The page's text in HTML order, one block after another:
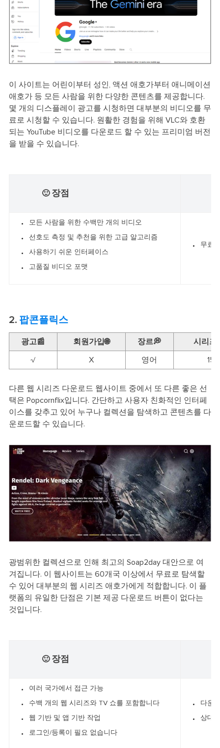
이 사이트는 어린이부터 성인, 액션 애호가부터 애니메이션
애호가 등 모든 사람을 위한 다양한 콘텐츠를 제공합니다.
몇 개의 디스플레이 광고를 시청하면 대부분의 비디오를 무
료로 시청할 수 있습니다. 원활한 경험을 위해 VLC와 호환
되는 YouTube 비디오를 다운로드 할 수 있는 프리미엄 버전
을 받을 수 있습니다.
🙂 장점
모든 사람을 위한 수백만 개의 비디오
선호도 측정 및 추천을 위한 고급 알고리즘
사용하기 쉬운 인터페이스
고품질 비디오 포맷
무료
2. 팝콘플릭스
광고📰 회원가입🌐 장르💭 시리즈
√ X 영어
다른 웹 시리즈 다운로드 웹사이트 중에서 또 다른 좋은 선
택은 Popcornflix입니다. 간단하고 사용자 친화적인 인터페
이스를 갖추고 있어 누구나 컬렉션을 탐색하고 콘텐츠를 다
운로드할 수 있습니다.
광범위한 컬렉션으로 인해 최고의 Soap2day 대안으로 여
겨집니다. 이 웹사이트는 60개국 이상에서 무료로 탐색할
수 있어 대부분의 웹 시리즈 애호가에게 적합합니다. 이 플
랫폼의 유일한 단점은 기본 제공 다운로드 버튼이 없다는
것입니다.
🙂 장점
여러 국가에서 접근 가능
수백 개의 웹 시리즈와 TV 쇼를 포함합니다
웹 기반 및 앱 기반 작업
로그인/등록이 필요 없습니다
다운
상대